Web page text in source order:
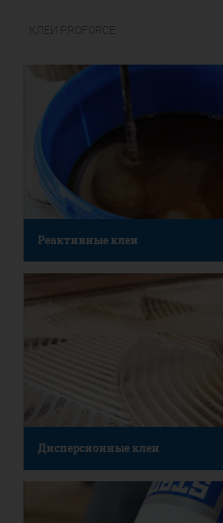
КЛЕИ PROFORCE
Реактивные клеи
Дисперсионные клеи